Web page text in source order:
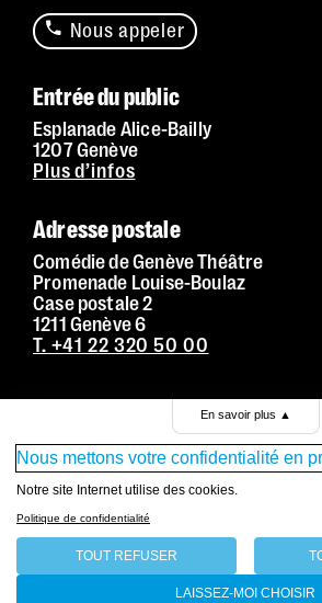
Nous appeler
Entrée du public
Esplanade Alice-Bailly
1207 Genève
Plus d’infos
Adresse postale
Comédie de Genève Théâtre
Promenade Louise-Boulaz
Case postale 2
1211 Genève 6
T. +41 22 320 50 00
Conditions générales de vente
Politique de confidentialité
En savoir plus ▲
Nous mettons votre confidentialité en
Notre site Internet utilise des cookies.
Politique de confidentialité
TOUT REFUSER
LAISSEZ-MOI CHOISIR